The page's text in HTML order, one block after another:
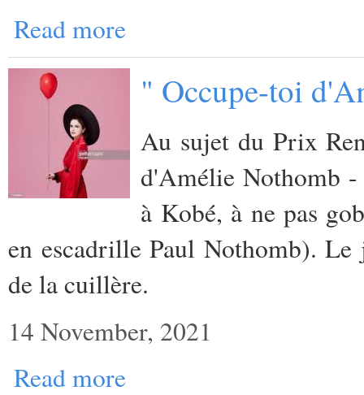
Read more
" Occupe-toi
Au sujet du Prix
d'Amélie Nothomb -
à Kobé, à ne pas
en escadrille Paul Nothomb).
de la cuillère.
14 November, 2021
Read more